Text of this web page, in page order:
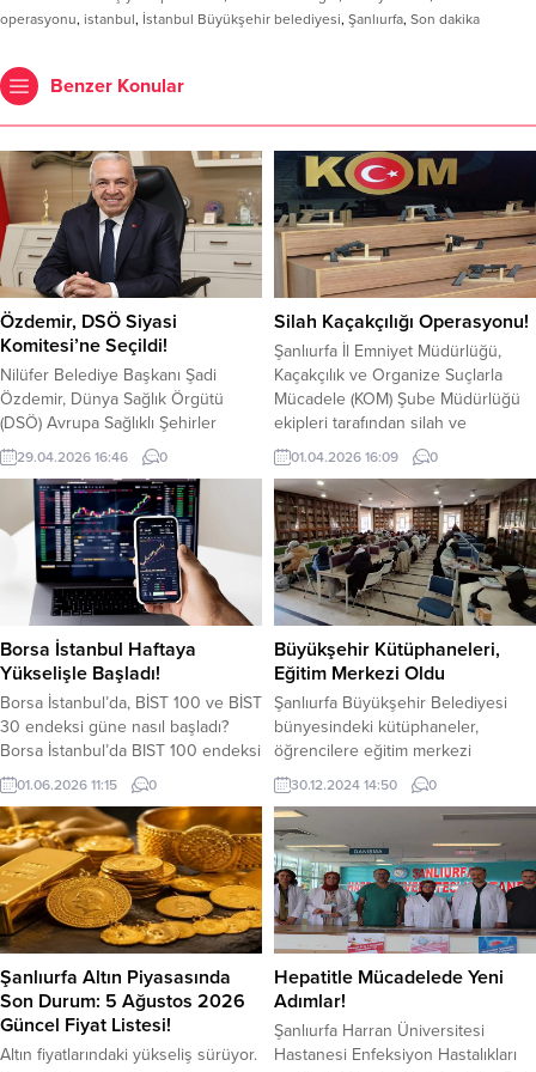
operasyonu, istanbul, İstanbul Büyükşehir belediyesi, Şanlıurfa, Son dakika
Benzer Konular
Özdemir, DSÖ Siyasi
Komitesi’ne Seçildi!
Nilüfer Belediye Başkanı Şadi
Özdemir, Dünya Sağlık Örgütü
(DSÖ) Avrupa Sağlıklı Şehirler
Ağı’nın politika ve strateji organı
olan Siyasi Komite’ye seçildi. 2026-
2030 yıllarını kapsayan yeni
dönemde Türkiye’yi, Nilüfer
Belediye Başkanı Şadi Özdemir ile
birlikte İzmir Büyükşehir Belediye
Başkanı Dr. Cemil Tugay temsil
edecek. Nilüfer Belediye Başkanı
Şadi Özdemir, kentsel sağlık...
29.04.2026 16:46 0
Silah Kaçakçılığı Operasyonu!
Şanlıurfa İl Emniyet Müdürlüğü,
Kaçakçılık ve Organize Suçlarla
Mücadele (KOM) Şube Müdürlüğü
ekipleri tarafından silah ve
mühimmat kaçakçılığına dair
çalışmalar çerçevesinde önemli bir
operasyon gerçekleştirildi. 31 Mart
2026 tarihinde düzenlenen
operasyonda, şüpheli görünen bir
araçta yapılan aramalar sonucunda
çok sayıda yasa dışı silah ve
mühimmat tespit edildi. Aramalar
neticesinde 7...
01.04.2026 16:09 0
Borsa İstanbul Haftaya
Yükselişle Başladı!
Borsa İstanbul’da, BİST 100 ve BİST
30 endeksi güne nasıl başladı?
Borsa İstanbul’da BIST 100 endeksi
haftanın ilk işlem gününe yükselişle
başladı. BIST 100 endeksi açılışta
yaklaşık yüzde 0,44 artış
sağlayarak 13.722,47 puandan
başladı. BİST 100 endeksi, salı
günü kapanışı 1.64 kayıpla
13.662,75 puandan yaptı. BİST 100
endeksi, saat 11.11...
01.06.2026 11:15 0
Büyükşehir Kütüphaneleri,
Eğitim Merkezi Oldu
Şanlıurfa Büyükşehir Belediyesi
bünyesindeki kütüphaneler,
öğrencilere eğitim merkezi
ortamısunarak sınav hazırlıklarına
katkı sağlıyor. Öğrenciler,
belediyeye ait kütüphanelerde,
sınavlarahazırlık yaparken huzurlu
ve güvenli bir çalışma ortamı
buluyor. Şanlıurfa Büyükşehir
Belediyesi Gençlik ve Spor
Hizmetleri Daire Başkanlığı Eğitim
ve KütüphanelerŞube
Müdürlüğüne bağlı kütüphanelerde
sınav dönemi yoğunluğu başladı.
Bu kütüphaneler,öğrencilere ders
çalışma alanı...
30.12.2024 14:50 0
Şanlıurfa Altın Piyasasında
Son Durum: 5 Ağustos 2026
Güncel Fiyat Listesi!
Altın fiyatlarındaki yükseliş sürüyor.
Hepatitle Mücadelede Yeni
Adımlar!
Şanlıurfa Harran Üniversitesi
Hastanesi Enfeksiyon Hastalıkları